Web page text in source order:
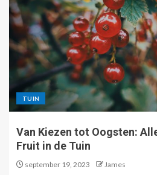
TUIN
Van Kiezen tot Oogsten:
Fruit in de Tuin
september 19, 2023 James